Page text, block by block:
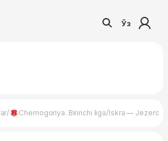
Ўз
/ Chernogoriya. Birinchi liga/Iskra — Jezero